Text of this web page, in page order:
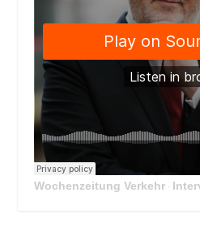
Wochenzeitung Verkehr ·